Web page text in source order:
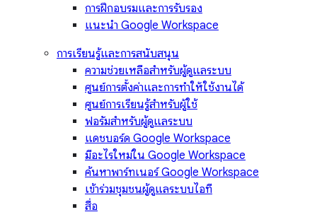
การฝึกอบรมและการรับรอง
แนะนำ Google Workspace
การเรียนรู้และการสนับสนุน
ความช่วยเหลือสำหรับผู้ดูแลระบบ
ศูนย์การตั้งค่าและการทำให้ใช้งานได้
ศูนย์การเรียนรู้สำหรับผู้ใช้
ฟอรัมสำหรับผู้ดูแลระบบ
แดชบอร์ด Google Workspace
มีอะไรใหม่ใน Google Workspace
ค้นหาพาร์ทเนอร์ Google Workspace
เข้าร่วมชุมชนผู้ดูแลระบบไอที
สื่อ